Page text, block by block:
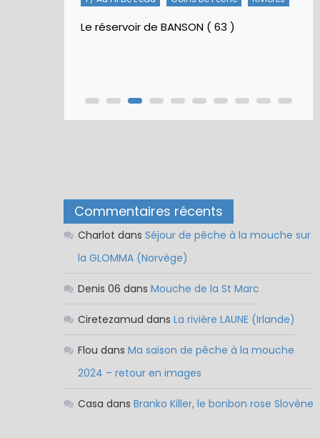
Le réservoir de BANSON ( 63 )
Commentaires récents
Charlot dans Séjour de pêche à la mouche sur
la GLOMMA (Norvège)
Denis 06 dans Mouche de la St Marc
Ciretezamud dans La rivière LAUNE (Irlande)
Flou dans Ma saison de pêche à la mouche
2024 – retour en images
Casa dans Branko Killer, le bonbon rose Slovène